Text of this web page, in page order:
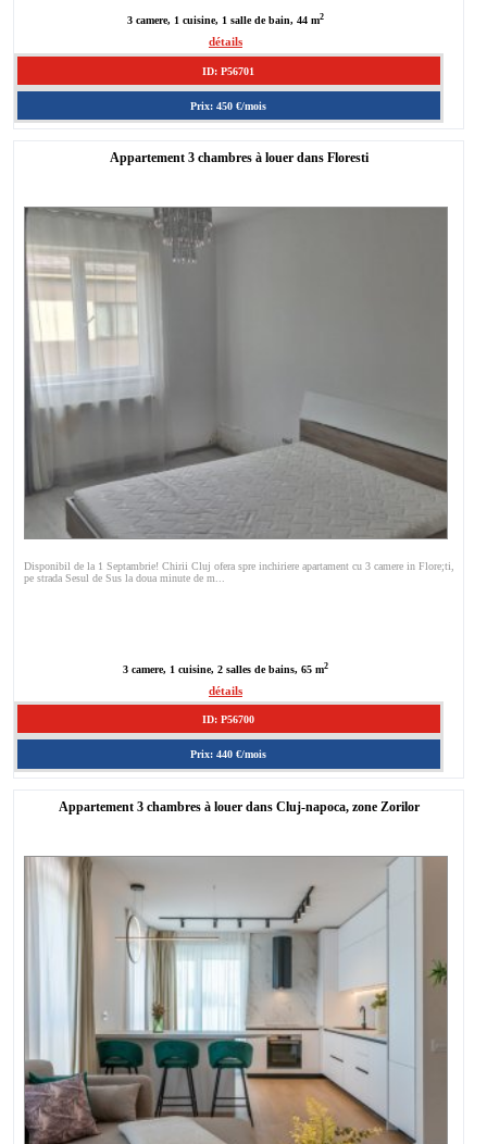
3 camere, 1 cuisine, 1 salle de bain, 44 m2
détails
ID: P56701
Prix: 450 €/mois
Appartement 3 chambres à louer dans Floresti
Disponibil de la 1 Septambrie! Chirii Cluj ofera spre inchiriere apartament cu 3 camere in Flore;ti,
pe strada Sesul de Sus la doua minute de m...
3 camere, 1 cuisine, 2 salles de bains, 65 m2
détails
ID: P56700
Prix: 440 €/mois
Appartement 3 chambres à louer dans Cluj-napoca, zone Zorilor